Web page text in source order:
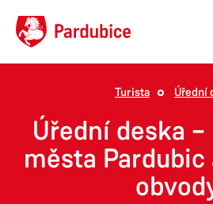
Turista
Aktuality
Občan
Turista Úřední
Úřední deska
města